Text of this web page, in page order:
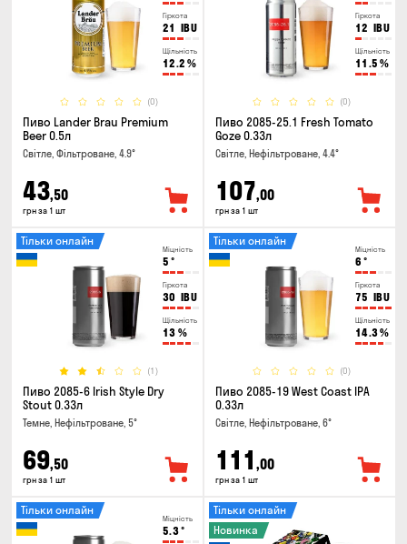
Гіркота
21 IBU
Щільність
12.2 %
(0)
Пиво Lander Brau Premium
Beer 0.5л
Світле, Фільтроване, 4.9°
43,50
грн за 1 шт
Гіркота
12 IBU
Щільність
11.5 %
(0)
Пиво 2085-25.1 Fresh Tomato
Goze 0.33л
Світле, Нефільтроване, 4.4°
107,00
грн за 1 шт
Міцність
5 °
Гіркота
30 IBU
Щільність
13 %
(1)
Тільки онлайн
Пиво 2085-6 Irish Style Dry
Stout 0.33л
Темне, Нефільтроване, 5°
69,50
грн за 1 шт
Міцність
6 °
Гіркота
75 IBU
Щільність
14.3%
(0)
Тільки онлайн
Пиво 2085-19 West Coast IPA
0.33л
Світле, Нефільтроване, 6°
111 ,00
грн за 1 шт
Міцність
5.3°
Тільки онлайн
Тільки онлайн
Новинка